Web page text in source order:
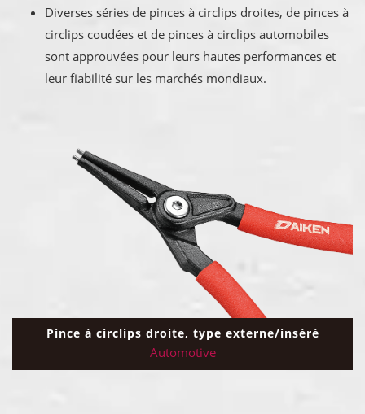
Diverses séries de pinces à circlips droites, de pinces à
circlips coudées et de pinces à circlips automobiles
sont approuvées pour leurs hautes performances et
leur fiabilité sur les marchés mondiaux.
Pince à circlips droite, type externe/inséré
Automotive